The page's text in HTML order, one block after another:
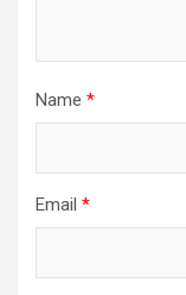
Name *
Email *